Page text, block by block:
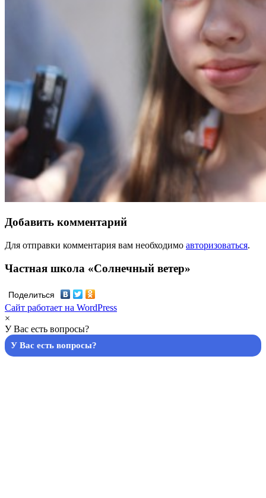
Добавить комментарий
Для отправки комментария вам необходимо авторизоваться.
Частная школа «Солнечный ветер»
Поделиться
Сайт работает на WordPress
×
У Вас есть вопросы?
У Вас есть вопросы?